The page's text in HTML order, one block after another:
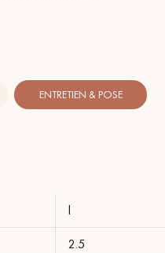
ENTRETIEN & POSE
l
2.5